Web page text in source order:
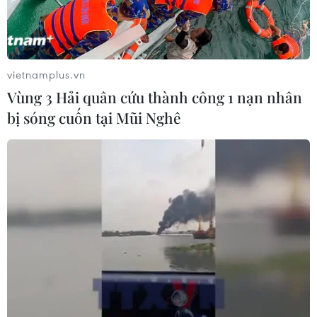
chưa từng có
06/08/2026 04:12
nhà Thái Lan
06/08/2026 02:38
Nam
05/08/2026 07:15
Thái Lan: Madam Pang
treo thưởng tiền tỷ, "Voi
chiến" quyết thắng
04/08/2026 09:19
vietnamplus.vn
Vùng 3 Hải quân cứu thành công 1 nạn nhân
bị sóng cuốn tại Mũi Nghê